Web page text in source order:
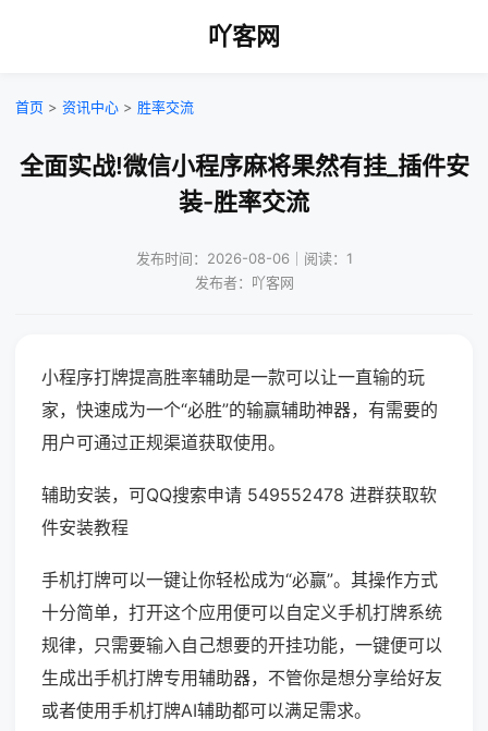
吖客网
首页 > 资讯中心 > 胜率交流
全面实战!微信小程序麻将果然有挂_插件安
装-胜率交流
发布时间：2026-08-06｜阅读：1
发布者：吖客网
小程序打牌提高胜率辅助是一款可以让一直输的玩
家，快速成为一个“必胜”的输赢辅助神器，有需要的
用户可通过正规渠道获取使用。
辅助安装，可QQ搜索申请 549552478 进群获取软
件安装教程
手机打牌可以一键让你轻松成为“必赢”。其操作方式
十分简单，打开这个应用便可以自定义手机打牌系统
规律，只需要输入自己想要的开挂功能，一键便可以
生成出手机打牌专用辅助器，不管你是想分享给好友
或者使用手机打牌AI辅助都可以满足需求。